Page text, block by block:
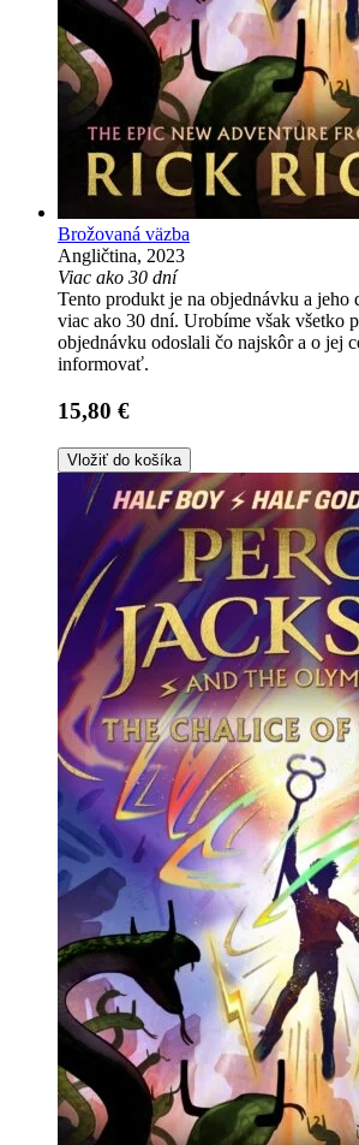
Brožovaná väzba
Angličtina, 2023
Viac ako 30 dní
Tento produkt je na objednávku a jeho
viac ako 30 dní. Urobíme však všetko
objednávku odoslali čo najskôr a o jej
informovať.
15,80 €
Vložiť do košíka